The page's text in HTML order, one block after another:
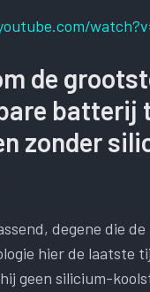
de
batterij
zonder
degene die de
hier de laatste
geen silicium-